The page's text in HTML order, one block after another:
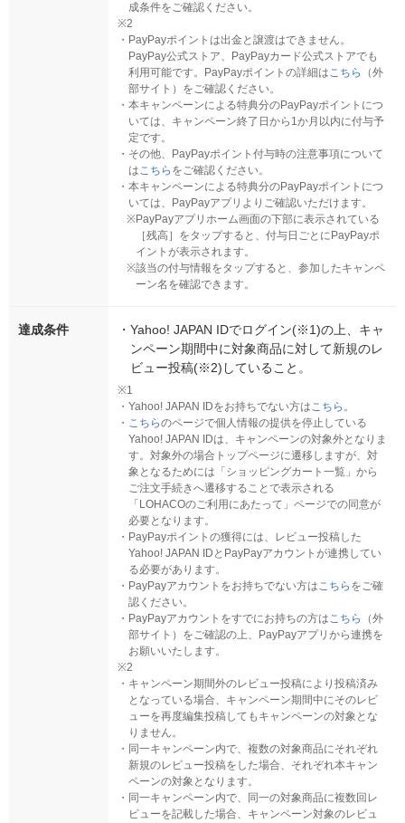
成条件をご確認ください。
※2
・ PayPayポイントは出金と譲渡はできません。
PayPay公式ストア、PayPayカード公式ストアでも
利用可能です。PayPayポイントの詳細はこちら
（外
部サイト）をご確認ください。
・ 本キャンペーンによる特典分のPayPayポイントにつ
いては、キャンペーン終了日から1か月以内に付与予
定です。
・ その他、PayPayポイント付与時の注意事項について
はこちら をご確認ください。
・ 本キャンペーンによる特典分のPayPayポイントにつ
いては、PayPayアプリよりご確認いただけます。
※PayPayアプリホーム画面の下部に表示されている
［残高］をタップすると、付与日ごとにPayPayポ
イントが表示されます。
※該当の付与情報をタップすると、参加したキャンペ
ーン名を確認できます。
達成条件 ・ Yahoo! JAPAN IDでログイン(※1)の上、キャ
ンペーン期間中に対象商品に対して新規のレ
ビュー投稿(※2)していること。
※1
・ Yahoo! JAPAN IDをお持ちでない方はこちら 。
・ こちらのページで個人情報の提供を停止している
Yahoo! JAPAN IDは、キャンペーンの対象外となりま
す。対象外の場合トップページに遷移しますが、対
象となるためには「ショッピングカート一覧」から
ご注文手続きへ遷移することで表示される
「LOHACOのご利用にあたって」ページでの同意が
必要となります。
・ PayPayポイントの獲得には、レビュー投稿した
Yahoo! JAPAN IDとPayPayアカウントが連携してい
る必要があります。
・ PayPayアカウントをお持ちでない方はこちら をご確
認ください。
・ PayPayアカウントをすでにお持ちの方はこちら
（外
部サイト）をご確認の上、PayPayアプリから連携を
お願いいたします。
※2
・ キャンペーン期間外のレビュー投稿により投稿済み
となっている場合、キャンペーン期間中にそのレビ
ューを再度編集投稿してもキャンペーンの対象とな
りません。
・ 同一キャンペーン内で、複数の対象商品にそれぞれ
新規のレビュー投稿をした場合、それぞれ本キャン
ペーンの対象となります。
・ 同一キャンペーン内で、同一の対象商品に複数回レ
ビューを記載した場合、キャンペーン対象のレビュ